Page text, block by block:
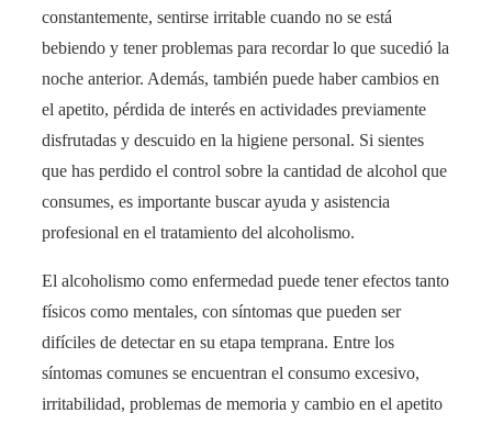
constantemente, sentirse irritable cuando no se está
bebiendo y tener problemas para recordar lo que sucedió la
noche anterior. Además, también puede haber cambios en
el apetito, pérdida de interés en actividades previamente
disfrutadas y descuido en la higiene personal. Si sientes
que has perdido el control sobre la cantidad de alcohol que
consumes, es importante buscar ayuda y asistencia
profesional en el tratamiento del alcoholismo.
El alcoholismo como enfermedad puede tener efectos tanto
físicos como mentales, con síntomas que pueden ser
difíciles de detectar en su etapa temprana. Entre los
síntomas comunes se encuentran el consumo excesivo,
irritabilidad, problemas de memoria y cambio en el apetito